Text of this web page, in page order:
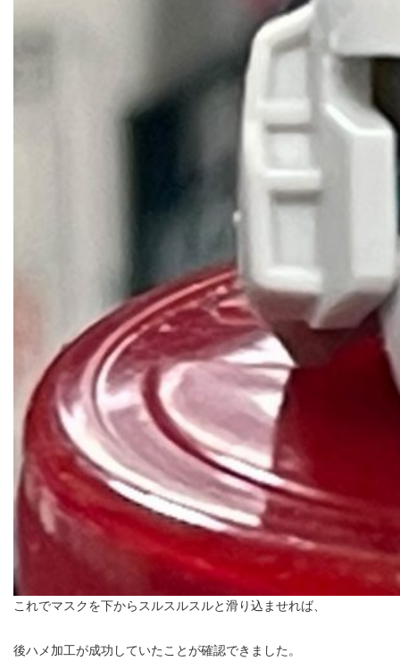
これでマスクを下からスルスルスルと滑り込ませれば、
後ハメ加工が成功していたことが確認できました。